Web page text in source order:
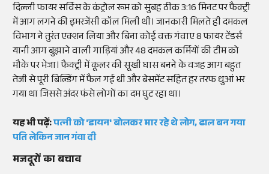
दिल्ली फायर सर्विस के कंट्रोल रूम को सुबह ठीक 3:16 मिनट पर फैक्ट्री
में आग लगने की इमरजेंसी कॉल मिली थी। जानकारी मिलते ही दमकल
विभाग ने तुरंत एक्शन लिया और बिना कोई वक्त गंवाए 8 फायर टेंडर्स
यानी आग बुझाने वाली गाड़ियां और 48 दमकल कर्मियों की टीम को
मौके पर भेजा। फैक्ट्री में कूलर की सूखी घास बनने के वजह आग बहुत
तेजी से पूरी बिल्डिंग में फैल गई थी और बेसमेंट सहित हर तरफ धुआं भर
गया था जिससे अंदर फंसे लोगों का दम घुट रहा था।
यह भी पढ़ें:पत्नी को 'डायन' बोलकर मार रहे थे लोग, ढाल बन गया
पति लेकिन जान गंवा दी
मजदूरों का बचाव